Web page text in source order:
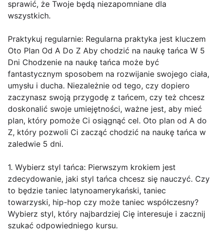
sprawić, że Twoje będą niezapomniane dla
wszystkich.
Praktykuj regularnie: Regularna praktyka jest kluczem
Oto Plan Od A Do Z Aby chodzić na naukę tańca W 5
Dni Chodzenie na naukę tańca może być
fantastycznym sposobem na rozwijanie swojego ciała,
umysłu i ducha. Niezależnie od tego, czy dopiero
zaczynasz swoją przygodę z tańcem, czy też chcesz
doskonalić swoje umiejętności, ważne jest, aby mieć
plan, który pomoże Ci osiągnąć cel. Oto plan od A do
Z, który pozwoli Ci zacząć chodzić na naukę tańca w
zaledwie 5 dni.
1. Wybierz styl tańca: Pierwszym krokiem jest
zdecydowanie, jaki styl tańca chcesz się nauczyć. Czy
to będzie taniec latynoamerykański, taniec
towarzyski, hip-hop czy może taniec współczesny?
Wybierz styl, który najbardziej Cię interesuje i zacznij
szukać odpowiedniego kursu.